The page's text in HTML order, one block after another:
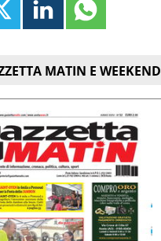
MATIN E WEEKEND